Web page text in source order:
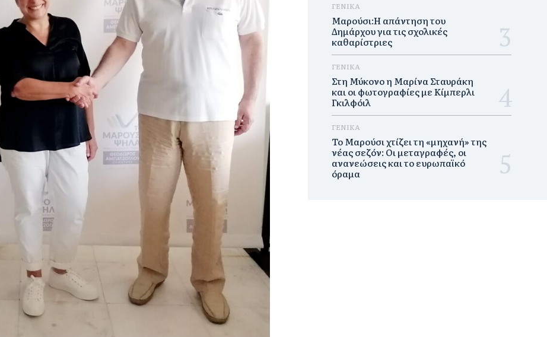
ΓΕΝΙΚΑ
Μαρούσι:Η απάντηση του
Δημάρχου για τις σχολικές
καθαρίστριες
ΓΕΝΙΚΑ
Στη Μύκονο η Μαρίνα Σταυράκη
και οι φωτογραφίες με Κίμπερλι
Γκιλφόιλ
ΓΕΝΙΚΑ
Το Μαρούσι χτίζει τη «μηχανή» της
νέας σεζόν: Οι μεταγραφές, οι
ανανεώσεις και το ευρωπαϊκό
όραμα